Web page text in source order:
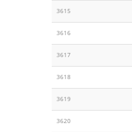
3615
3616
3617
3618
3619
3620